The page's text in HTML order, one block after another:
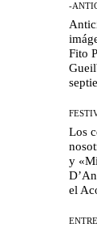
-
Fito
Los
y
el